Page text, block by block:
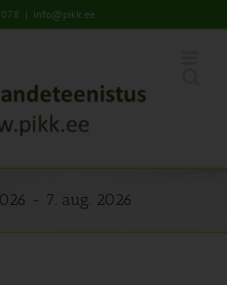
| info@pikk.ee
- 7. aug. 2026